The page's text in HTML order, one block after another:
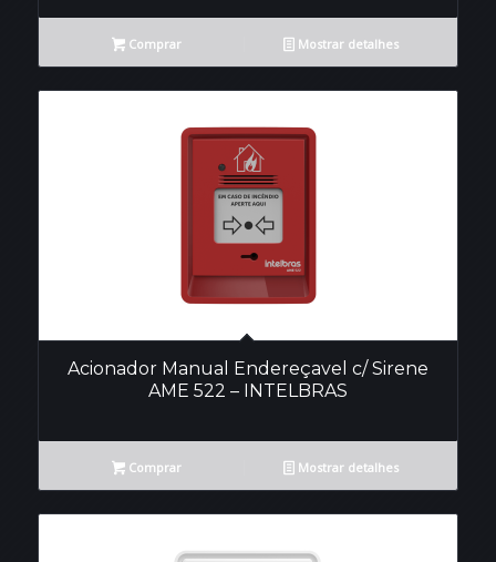
Comprar Mostrar detalhes
Acionador Manual Endereçavel c/ Sirene
AME 522 – INTELBRAS
Comprar Mostrar detalhes